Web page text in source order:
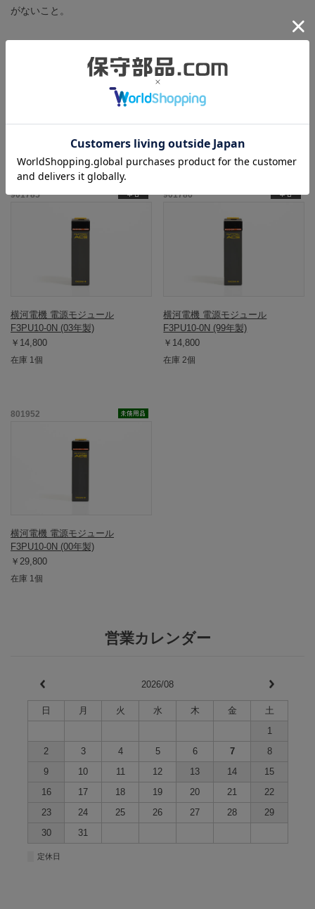
がないこと。
ところどころに細かい擦りキズや汚れがありますが、状態は良好
この商品と同一型番の商品
901785
横河電機 電源モジュール
F3PU10-0N (03年製)
￥14,800
在庫 1個
901786
横河電機 電源モジュール
F3PU10-0N (99年製)
￥14,800
在庫 2個
801952
横河電機 電源モジュール
F3PU10-0N (00年製)
￥29,800
在庫 1個
営業カレンダー
2026/08
日 月 火 水 木 金
土
1
2
3 4 5 6 7
8
9
10 11 12 13 14
15
16
17 18 19 20 21
22
23
24 25 26 27 28
29
30
31
定休日